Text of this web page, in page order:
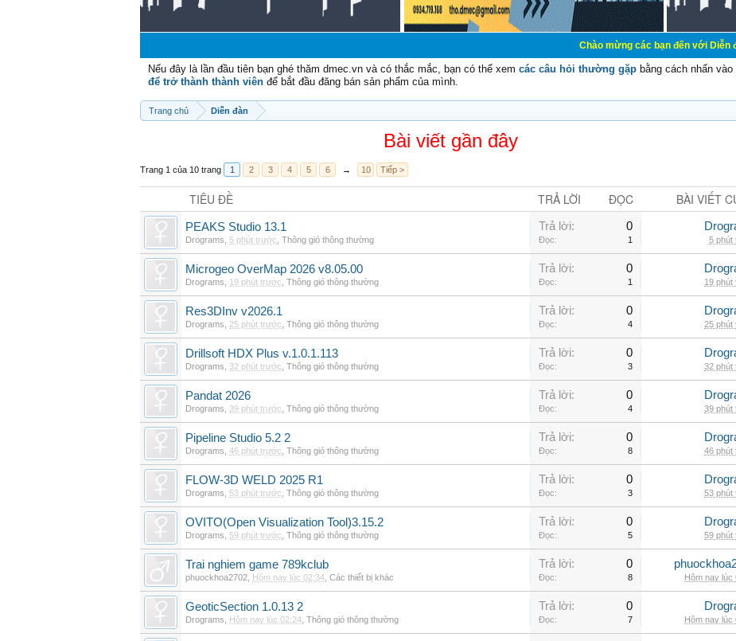
Chào mừng các bạn đến với Diễn đàn Cơ
Nếu đây là lần đầu tiên bạn ghé thăm dmec.vn và có thắc mắc, bạn có thể xem các câu hỏi thường gặp bằng cách nhấn
để trở thành thành viên để bắt đầu đăng bán sản phẩm của mình.
Trang chủ Diễn đàn
Bài viết gần đây
Trang 1 của 10 trang 1 2 3 4 5 6 → 10 Tiếp >
TIÊU ĐỀ TRẢ LỜI ĐỌC BÀI VIẾT
PEAKS Studio 13.1
Drograms 5 phút trước Thông gió thông thường
Trả lời: 0
Đọc: 1 5 phút
Microgeo OverMap 2026 v8.05.00
Drograms 19 phút trước Thông gió thông thường
Trả lời: 0
Đọc: 1 19 phút
Res3DInv v2026.1
Drograms 25 phút trước Thông gió thông thường
Trả lời: 0
Đọc: 4 25 phút
Drillsoft HDX Plus v.1.0.1.113
Drograms 32 phút trước Thông gió thông thường
Trả lời: 0
Đọc: 3 32 phút
Pandat 2026
Drograms 39 phút trước Thông gió thông thường
Trả lời: 0
Đọc: 4 39 phút
Pipeline Studio 5.2 2
Drograms 46 phút trước Thông gió thông thường
Trả lời: 0
Đọc: 8 46 phút
FLOW-3D WELD 2025 R1
Drograms 53 phút trước Thông gió thông thường
Trả lời: 0
Đọc: 3 53 phút
OVITO(Open Visualization Tool)3.15.2
Drograms 59 phút trước Thông gió thông thường
Trả lời: 0
Đọc: 5 59 phút
Trai nghiem game 789kclub
phuockhoa2702 Hôm nay lúc 02:34 Các thiết bị khác
Trả lời: 0
Đọc: 8 Hôm nay lúc
GeoticSection 1.0.13 2
Drograms Hôm nay lúc 02:24 Thông gió thông thường
Trả lời: 0
Đọc: 7 Hôm nay lúc